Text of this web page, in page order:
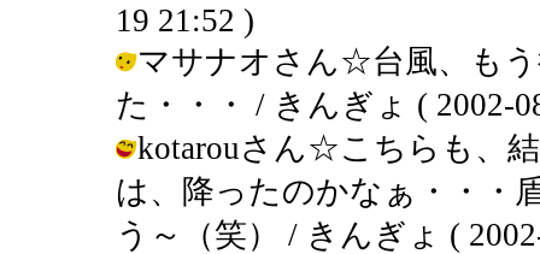
19 21:52 )
マサナオさん☆台風、も
た・・・ / きんぎょ ( 2002-
kotarouさん☆こちらも、
は、降ったのかなぁ・・・
う～（笑） / きんぎょ (